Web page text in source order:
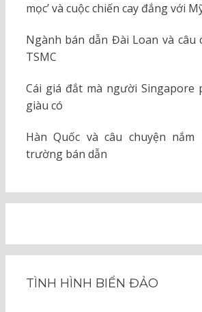
mọc’ và cuộc chiến cay đắng với
Ngành bán dẫn Đài Loan và câu
TSMC
Cái giá đắt mà người Singapore
giàu có
Hàn Quốc và câu chuyện
trường bán dẫn
TÌNH HÌNH BIỂN ĐẢO